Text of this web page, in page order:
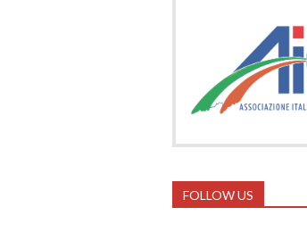
FOLLOW US